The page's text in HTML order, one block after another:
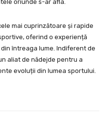
oriunde s-ar afla.
mai cuprinzătoare și rapide
oferind o experiență
întreaga lume. Indiferent de
aliat de nădejde pentru a
evoluții din lumea sportului.